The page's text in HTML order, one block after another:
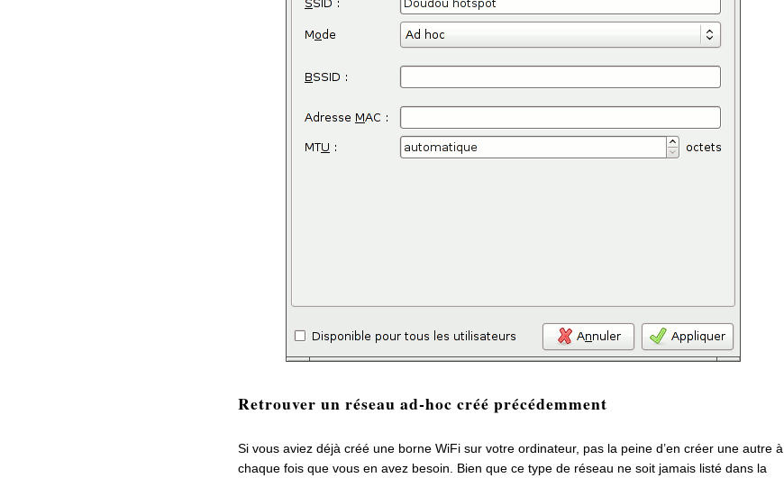
Retrouver un réseau ad-hoc créé précédemment
Si vous aviez déjà créé une borne WiFi sur votre ordinateur, pas la peine d’en créer une autre à
chaque fois que vous en avez besoin. Bien que ce type de réseau ne soit jamais listé dans la